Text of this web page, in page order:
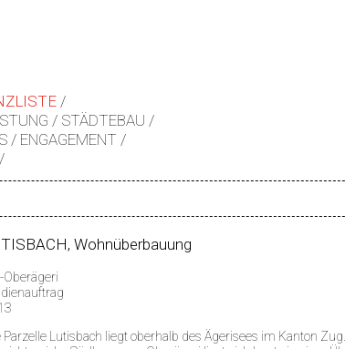
STÄDTEBAU
ENGAGEMENT
Wohnüberbauung
Oberägeri
Parzelle Lutisbach liegt oberhalb des Ägerisees im Kanton